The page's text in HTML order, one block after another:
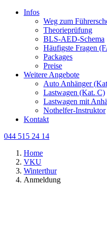
Infos
Weg zum
Theorieprüfung
BLS-AED-Schema
Häufigste Fragen
Packages
Preise
Weitere Angebote
Auto Anhänger
Lastwagen (Kat. C)
Lastwagen mit
Nothelfer-Instruktor
Kontakt
044 515 24 14
Home
VKU
Winterthur
Anmeldung